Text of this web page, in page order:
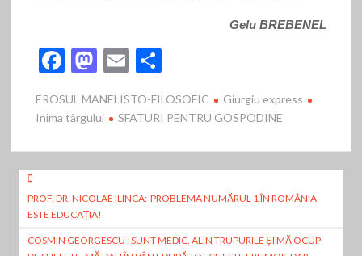
Gelu BREBENEL
F
e
o
o
k
M
to
o
n
E
ai ta
az
ă
EROSUL MANELISTO-FILOSOFIC
Giurgiu express
Inima târgului
SFATURI PENTRU GOSPODINE
Navigare
în
articole
PROF. DR. NICOLAE ILINCA: PROBLEMA NUMĂRUL 1 ÎN ROMÂNIA
ESTE EDUCAŢIA!
COSMIN GEORGESCU : SUNT MEDIC. ALIN TRUPURILE ŞI MĂ OCUP